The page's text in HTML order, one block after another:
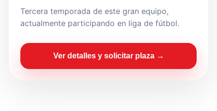
Tercera temporada de este gran equipo,
actualmente participando en liga de fútbol.
Ver detalles y solicitar plaza →